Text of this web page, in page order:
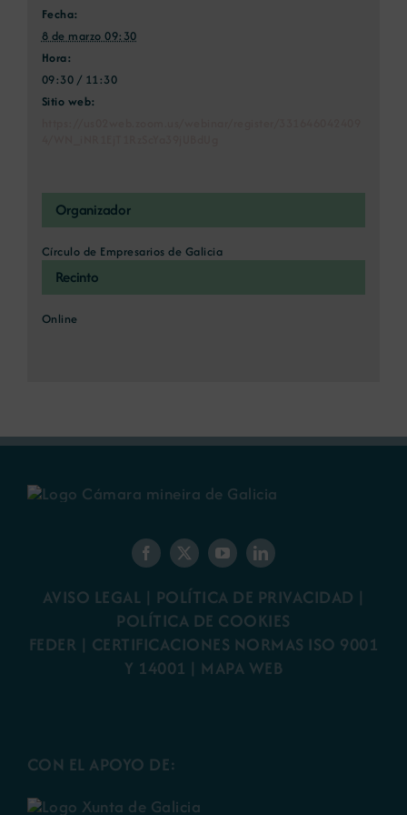
Fecha:
8 de marzo 09:30
Hora:
09:30 / 11:30
Sitio web:
Recinto
Online
Organizador
Círculo de Empresarios de Galicia
AVISO LEGAL | POLÍTICA DE PRIVACIDAD |
POLÍTICA DE COOKIES
FEDER | CERTIFICACIONES NORMAS ISO 9001
Y 14001 | MAPA WEB
CON EL APOYO DE: